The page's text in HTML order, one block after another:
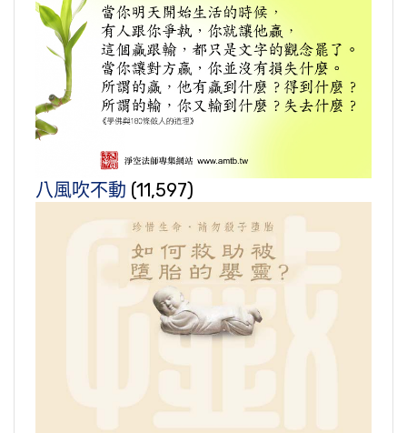
八風吹不動 (11,597)